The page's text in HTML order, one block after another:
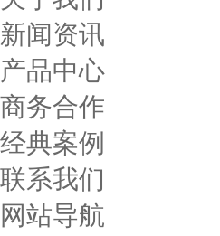
新闻资讯
产品中心
商务合作
经典案例
联系我们
网站导航